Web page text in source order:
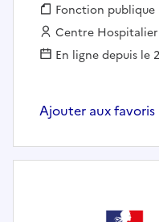
Fonction publique
Fonction
Employeur :
Centre
En ligne depuis le
Ajouter aux favoris